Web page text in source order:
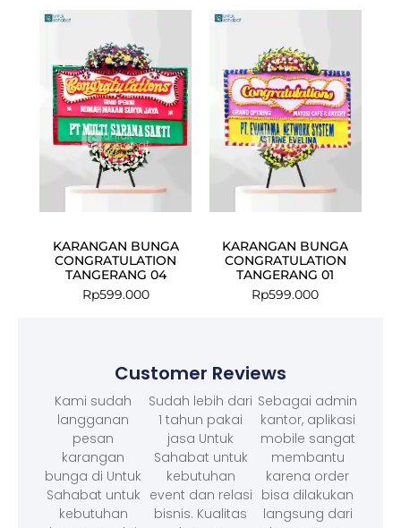
KARANGAN BUNGA
CONGRATULATION
TANGERANG 04
Rp599.000
KARANGAN BUNGA
CONGRATULATION
TANGERANG 01
Rp599.000
Customer Reviews
Kami sudah
langganan
pesan
karangan
bunga di Untuk
Sahabat untuk
kebutuhan
Sudah lebih dari
1 tahun pakai
jasa Untuk
Sahabat untuk
kebutuhan
event dan relasi
bisnis. Kualitas
Sebagai admin
kantor, aplikasi
mobile sangat
membantu
karena order
bisa dilakukan
langsung dari